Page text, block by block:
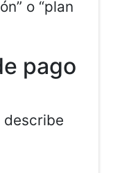
o “plan
pago